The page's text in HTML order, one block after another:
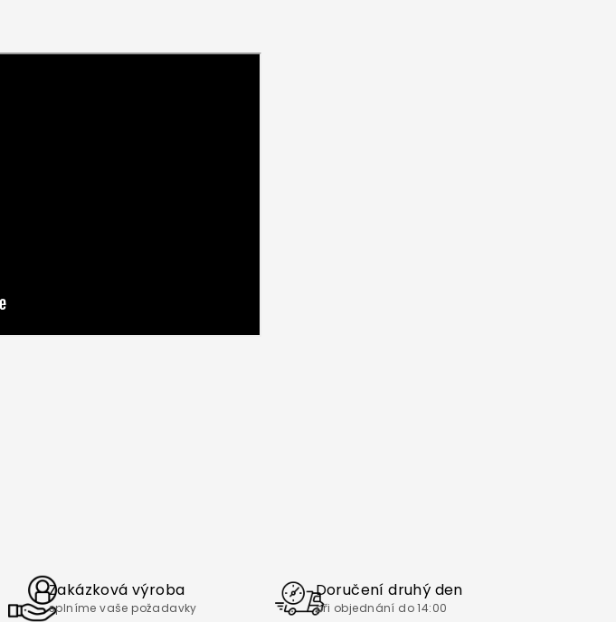
Zakázková výroba
splníme vaše požadavky
Doručení druhý den
při objednání do 14:00